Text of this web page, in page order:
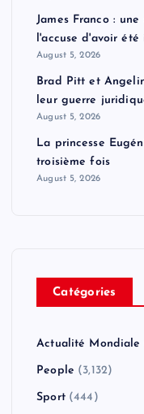
James Franco :
l'accuse d'avoir
August 5, 2026
Brad Pitt et
leur guerre
August 5, 2026
La princesse
troisième fois
August 5, 2026
Catégories
Actualité Mondiale
People (3,132)
Sport(444)